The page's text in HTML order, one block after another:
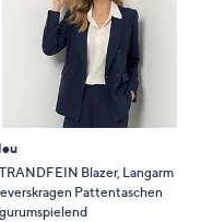
Blazer, Langarm
Pattentaschen